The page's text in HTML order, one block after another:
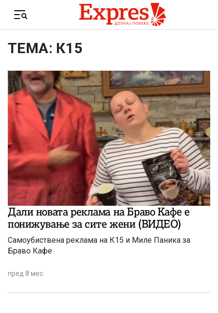
Menu
ТЕМА: К15
Дали новата реклама на Браво Кафе е
понижување за сите жени (ВИДЕО)
Самоубиствена реклама на К15 и Миле Паника за
Браво Кафе
пред 8 мес.